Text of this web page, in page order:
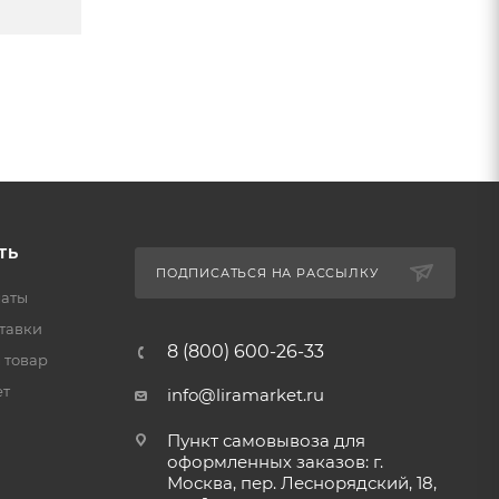
товар
ПОДПИСАТЬСЯ НА РАССЫЛКУ
8 (800) 600-26-33
info@liramarket.ru
Пункт самовывоза для
оформленных заказов: г.
Москва, пер. Леснорядский, 18,